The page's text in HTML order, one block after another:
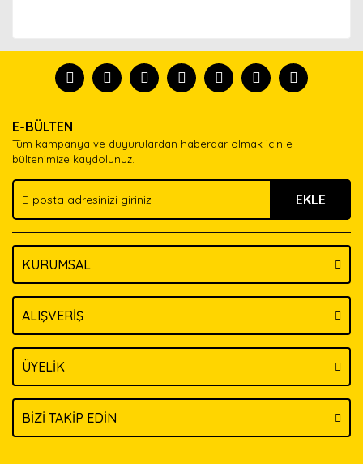
E-BÜLTEN
Tüm kampanya ve duyurulardan haberdar olmak için e-
bültenimize kaydolunuz.
EKLE
KURUMSAL
ALIŞVERİŞ
ÜYELİK
BİZİ TAKİP EDİN